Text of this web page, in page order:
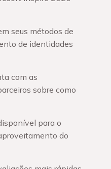
seus métodos de
de identidades
com as
sobre como
para o
do